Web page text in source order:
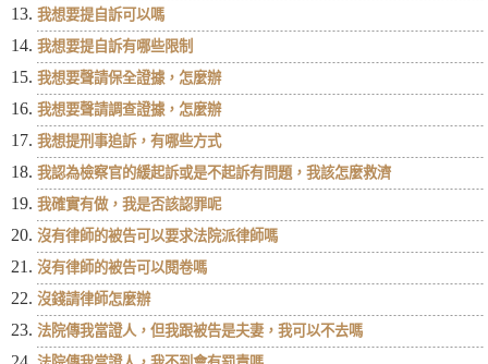
我想要提自訴可以嗎
我想要提自訴有哪些限制
我想要聲請保全證據，怎麼辦
我想要聲請調查證據，怎麼辦
我想提刑事追訴，有哪些方式
我認為檢察官的緩起訴或是不起訴有問題，我該怎麼救濟
我確實有做，我是否該認罪呢
沒有律師的被告可以要求法院派律師嗎
沒有律師的被告可以閱卷嗎
沒錢請律師怎麼辦
法院傳我當證人，但我跟被告是夫妻，我可以不去嗎